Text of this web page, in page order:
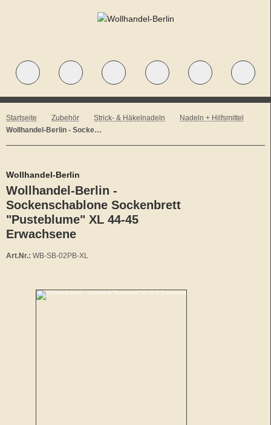
Startseite Zubehör Strick- & Häkelnadeln
Nadeln + Hilfsmittel
Wollhandel-Berlin - Sockenbrett "Pusteblume" XL 44-45 Erwachsene
Wollhandel-Berlin
Wollhandel-Berlin -
Sockenschablone Sockenbrett
"Pusteblume" XL 44-45
Erwachsene
Art.Nr.: WB-SB-02PB-XL